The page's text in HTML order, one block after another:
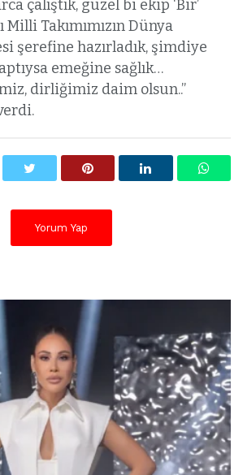
çalıştık, güzel bi ekip ‘Bir’
Milli Takımımızın Dünya
şerefine hazırladık, şimdiye
emeğine sağlık…
dirliğimiz daim olsun..”
Yorum Yap